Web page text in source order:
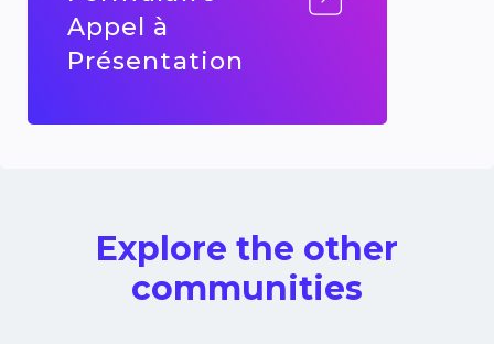
Appel à
Présentation
Explore the other
communities